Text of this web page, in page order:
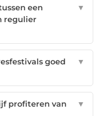
een
regulier
▼
goed
▼
profiteren van
▼